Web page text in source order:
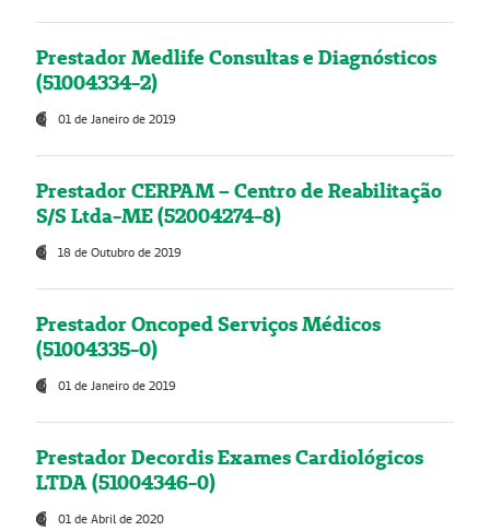
Prestador Medlife Consultas e Diagnósticos
(51004334-2)
01 de Janeiro de 2019
Prestador CERPAM – Centro de Reabilitação
S/S Ltda-ME (52004274-8)
18 de Outubro de 2019
Prestador Oncoped Serviços Médicos
(51004335-0)
01 de Janeiro de 2019
Prestador Decordis Exames Cardiológicos
LTDA (51004346-0)
01 de Abril de 2020